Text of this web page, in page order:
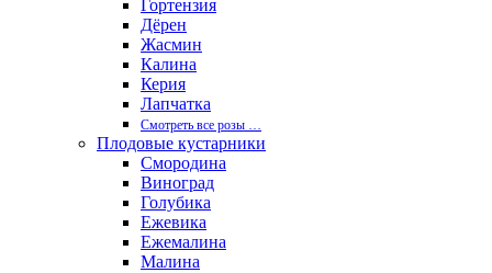
Гортензия
Дёрен
Жасмин
Калина
Керия
Лапчатка
Смотреть все розы …
Плодовые кустарники
Смородина
Виноград
Голубика
Ежевика
Ежемалина
Малина